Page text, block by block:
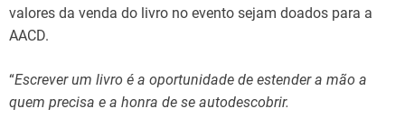
valores da venda do livro no evento sejam doados para a
AACD.
“Escrever um livro é a oportunidade de estender a mão a
quem precisa e a honra de se autodescobrir.